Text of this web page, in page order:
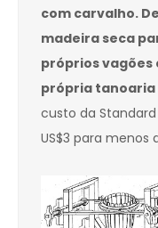
com carvalho.
madeira seca
próprios vagões
própria tanoaria
custo da
US$3 para menos